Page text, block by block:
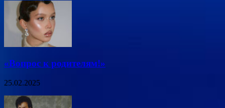
«Вопрос к родителям!»
25.02.2025